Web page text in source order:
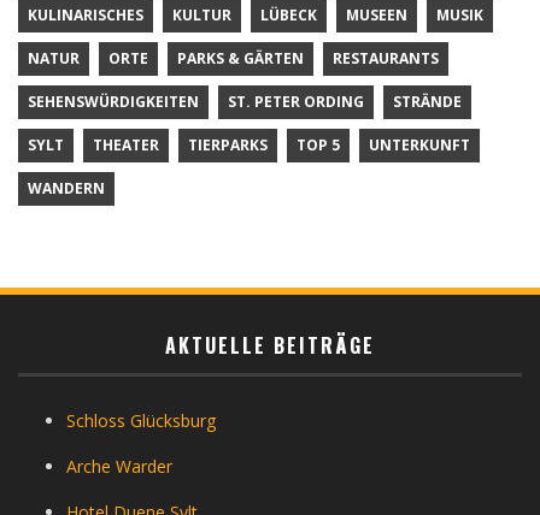
KULINARISCHES KULTUR LÜBECK MUSEEN MUSIK
NATUR ORTE PARKS & GÄRTEN RESTAURANTS
SEHENSWÜRDIGKEITEN ST. PETER ORDING STRÄNDE
SYLT THEATER TIERPARKS TOP 5 UNTERKUNFT
WANDERN
AKTUELLE BEITRÄGE
Schloss Glücksburg
Arche Warder